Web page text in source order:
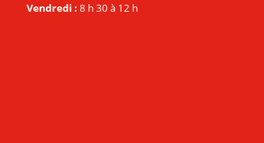
Vendredi : 8 h 30 à 12 h